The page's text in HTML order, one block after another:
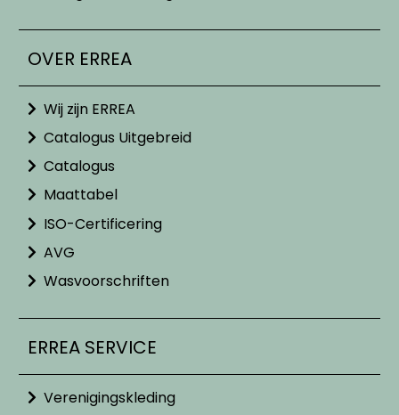
OVER ERREA
Wij zijn ERREA
Catalogus Uitgebreid
Catalogus
Maattabel
ISO-Certificering
AVG
Wasvoorschriften
ERREA SERVICE
Verenigingskleding